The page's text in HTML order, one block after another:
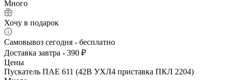
Много
Хочу в подарок
Самовывоз сегодня - бесплатно
Доставка завтра - 390 ₽
Цены
Пускатель ПАЕ 611 (42В УХЛ4 приставка ПКЛ 2204)